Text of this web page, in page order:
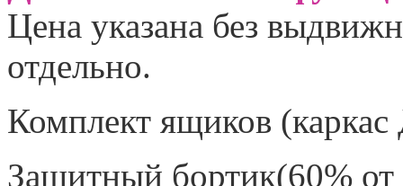
Цена указана без
отдельно.
Комплект ящиков
Защитный бортик(60% от